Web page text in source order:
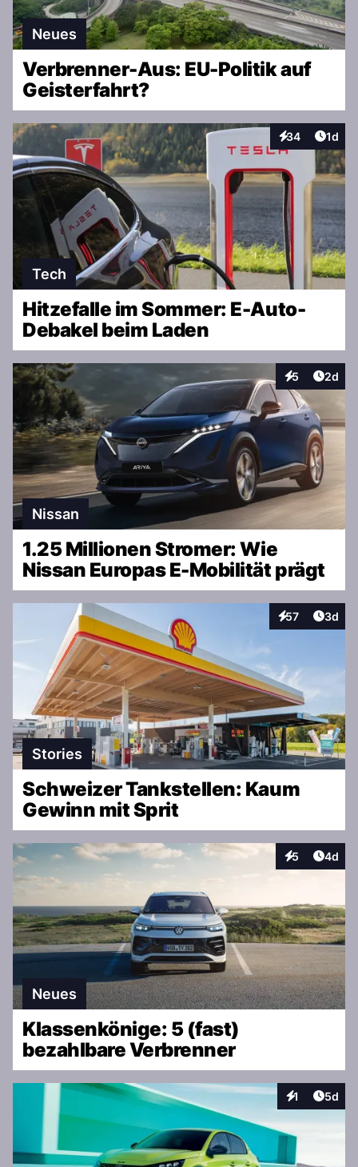
Neues
Verbrenner-Aus: EU-Politik auf
Geisterfahrt?
34
Interaktionen
1d
Tech
Hitzefalle im Sommer: E-Auto-
Debakel beim Laden
5
Interaktionen
2d
Nissan
1.25 Millionen Stromer: Wie
Nissan Europas E-Mobilität prägt
57
Interaktionen
3d
Stories
Schweizer Tankstellen: Kaum
Gewinn mit Sprit
5
Interaktionen
4d
Neues
Klassenkönige: 5 (fast)
bezahlbare Verbrenner
1
Interaktionen
5d